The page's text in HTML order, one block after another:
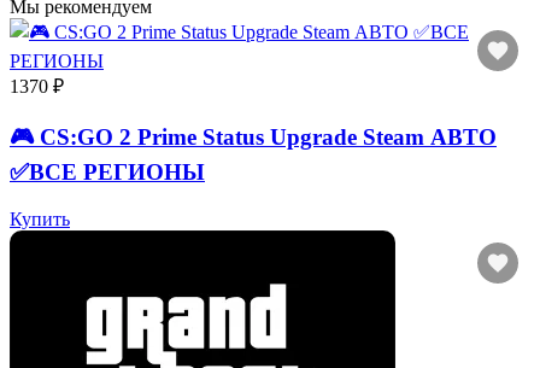
Мы рекомендуем
1370 ₽
🎮 CS:GO 2 Prime Status Upgrade Steam АВТО
✅ВСЕ РЕГИОНЫ
Купить